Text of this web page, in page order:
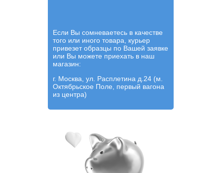
Если Вы сомневаетесь в качестве
того или иного товара, курьер
привезет образцы по Вашей заявке
или Вы можете приехать в наш
магазин:
г. Москва, ул. Расплетина д.24 (м.
Октябрьское Поле, первый вагона
из центра)